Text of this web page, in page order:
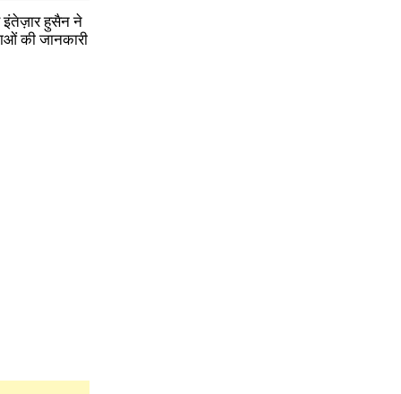
इंतेज़ार हुसैन ने
की जानकारी